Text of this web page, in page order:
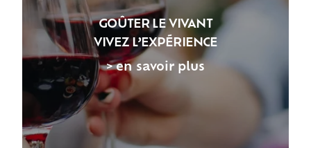
GOÛTER LE VIVANT
VIVEZ L’EXPÉRIENCE
> en savoir plus